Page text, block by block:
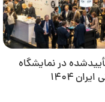
در نمایشگاه‌
۱۴۰۴